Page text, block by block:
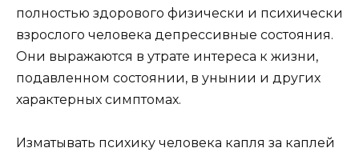
полностью здорового физически и психически
взрослого человека депрессивные состояния.
Они выражаются в утрате интереса к жизни,
подавленном состоянии, в унынии и других
характерных симптомах.
Изматывать психику человека капля за каплей